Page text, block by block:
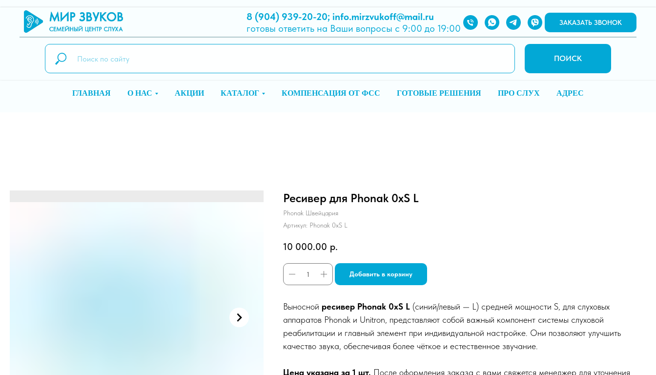
8 (904) 939-20-20; info.mirzvukoff@mail.ru
готовы ответить на Ваши вопросы с 9:00 до 19:00
ЗАКАЗАТЬ ЗВОНОК
ПОИСК
ГЛАВНАЯ О НАС АКЦИИ КАТАЛОГ КОМПЕНСАЦИЯ ОТ ФСС ГОТОВЫЕ РЕШЕНИЯ ПРО СЛУХ АДРЕС
Ресивер для Phonak 0xS L
Phonak Швейцария
Артикул: Phonak 0xS L
10 000.00 р.
Добавить в корзину
Выносной ресивер Phonak 0xS L (синий/левый — L) средней мощности S, для слуховых
аппаратов Phonak и Unitron, представляют собой важный компонент системы слуховой
реабилитации и главный элемент при индивидуальной настройке. Они позволяют улучшить
качество звука, обеспечивая более чёткое и естественное звучание.
Цена указана за 1 шт. После оформления заказа с вами свяжется менеджер для уточнения